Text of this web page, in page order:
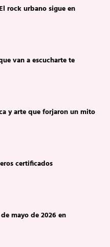
rock urbano sigue en
van a escucharte te
y arte que forjaron un mito
certificados
mayo de 2026 en